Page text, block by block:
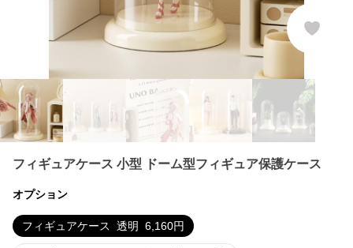
フィギュアケース 小型 ドーム型フィギュア保護ケース
オプション
フィギュアケース 透明 6,160円